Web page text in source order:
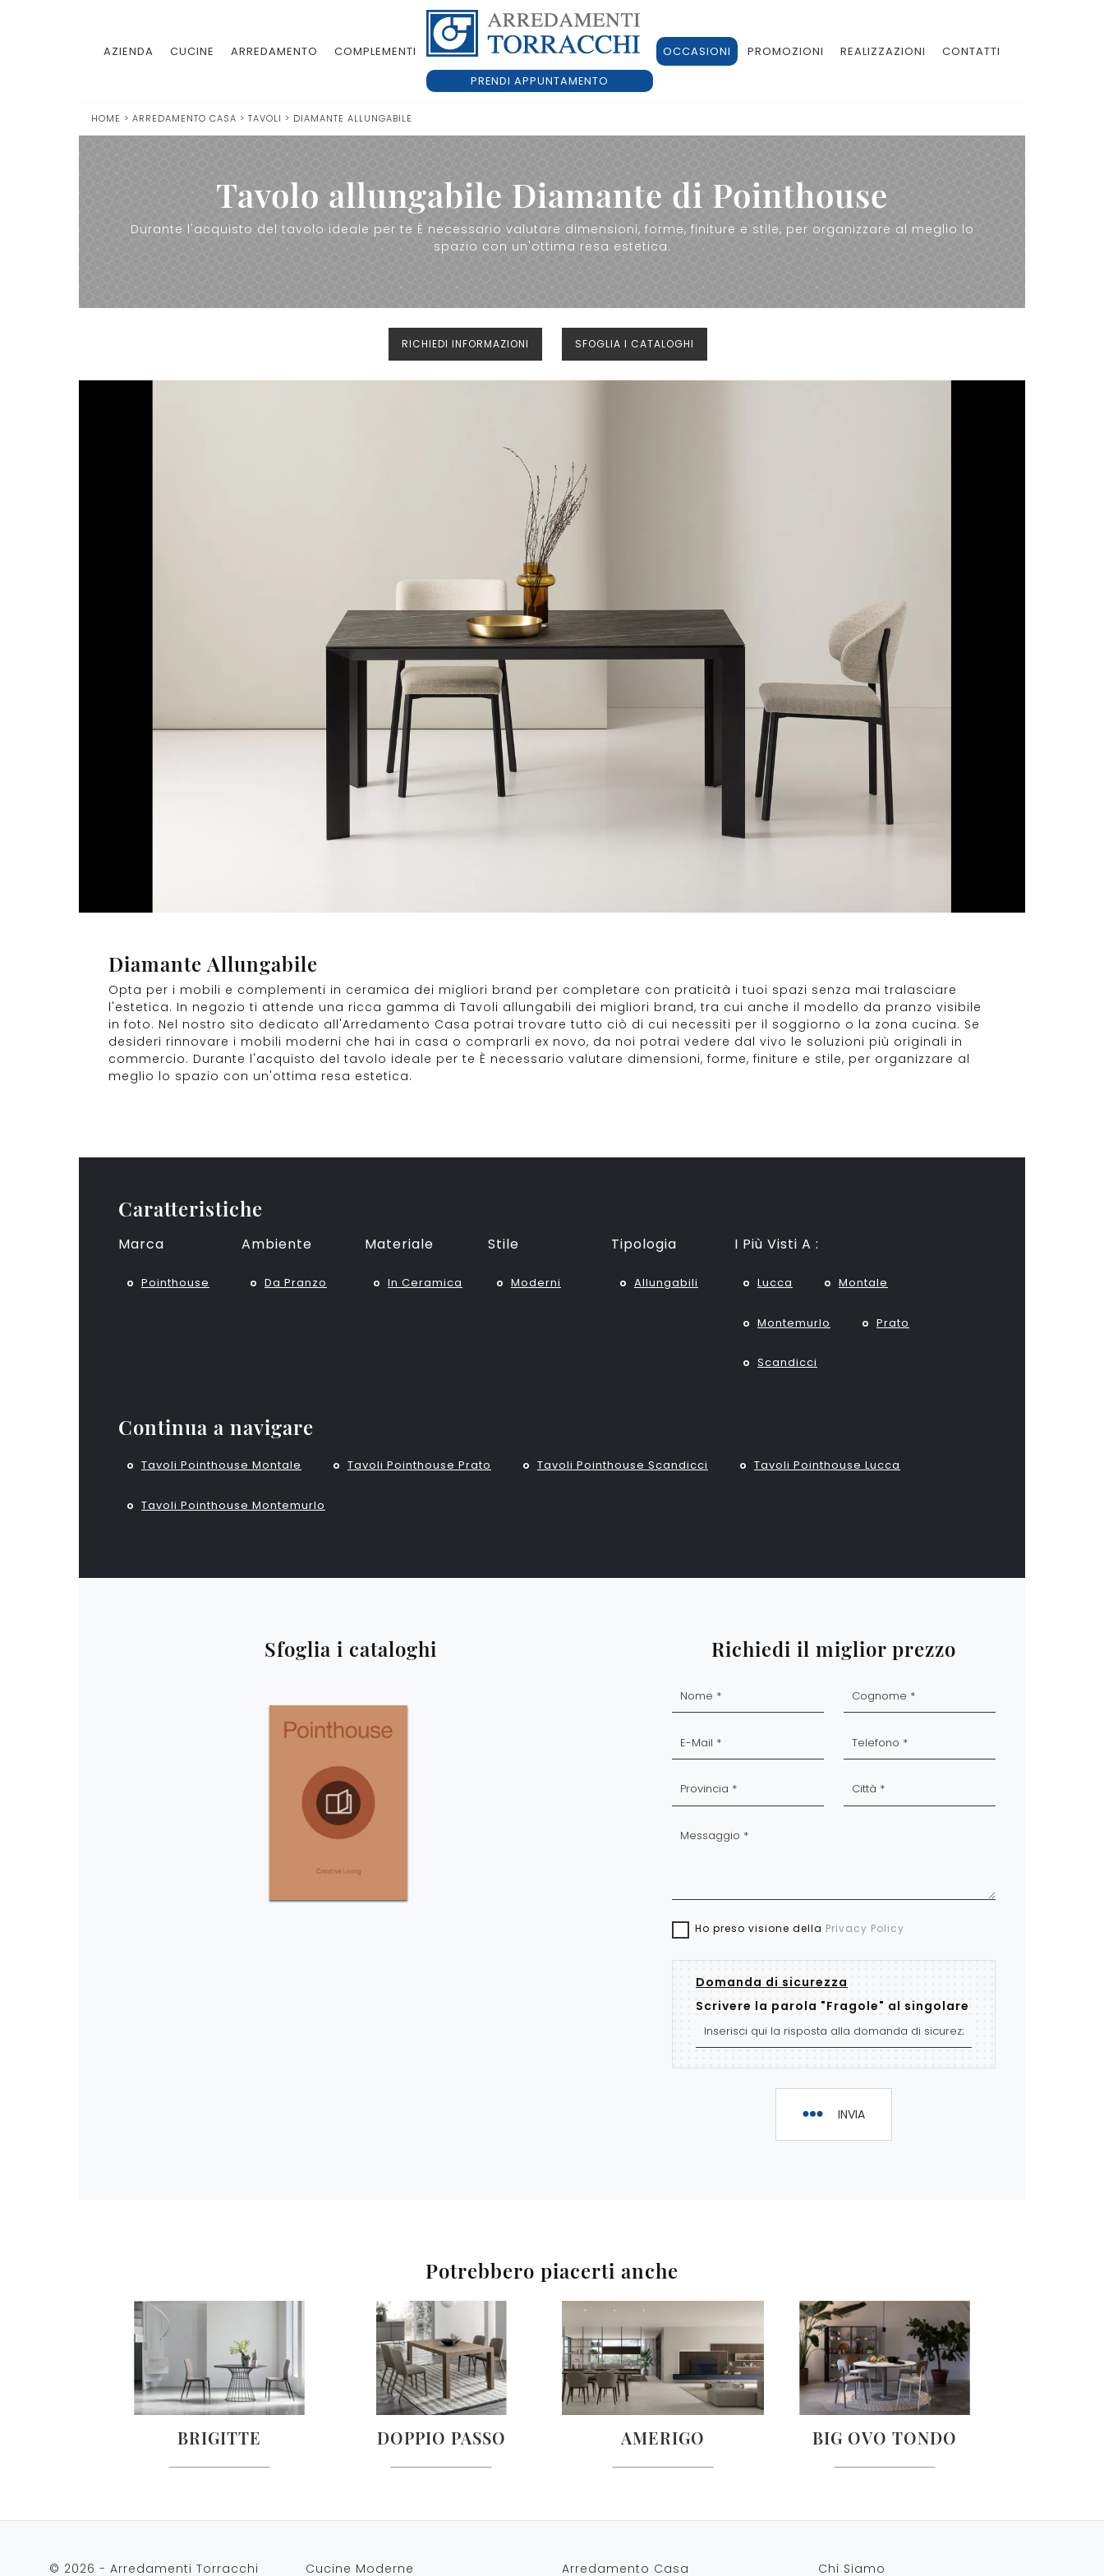
AZIENDA CUCINE ARREDAMENTO COMPLEMENTI
PRENDI APPUNTAMENTO
OCCASIONI PROMOZIONI REALIZZAZIONI CONTATTI
HOME > ARREDAMENTO CASA > TAVOLI > DIAMANTE ALLUNGABILE
Tavolo allungabile Diamante di Pointhouse
Durante l'acquisto del tavolo ideale per te È necessario valutare dimensioni, forme, finiture e stile, per organizzare al meglio lo
spazio con un'ottima resa estetica.
RICHIEDI INFORMAZIONI SFOGLIA I CATALOGHI
Diamante Allungabile
Opta per i mobili e complementi in ceramica dei migliori brand per completare con praticità i tuoi spazi senza mai tralasciare
l'estetica. In negozio ti attende una ricca gamma di Tavoli allungabili dei migliori brand, tra cui anche il modello da pranzo visibile
in foto. Nel nostro sito dedicato all'Arredamento Casa potrai trovare tutto ciò di cui necessiti per il soggiorno o la zona cucina. Se
desideri rinnovare i mobili moderni che hai in casa o comprarli ex novo, da noi potrai vedere dal vivo le soluzioni più originali in
commercio. Durante l'acquisto del tavolo ideale per te È necessario valutare dimensioni, forme, finiture e stile, per organizzare al
meglio lo spazio con un'ottima resa estetica.
Caratteristiche
Marca
Pointhouse
Ambiente
Da Pranzo
Materiale
In Ceramica
Stile
Moderni
Tipologia
Allungabili
I Più Visti A :
Lucca Montale
Montemurlo Prato
Scandicci
Continua a navigare
Tavoli Pointhouse Montale Tavoli Pointhouse Prato Tavoli Pointhouse Scandicci Tavoli Pointhouse Lucca
Tavoli Pointhouse Montemurlo
Sfoglia i cataloghi Richiedi il miglior prezzo
Ho preso visione della Privacy Policy
Domanda di sicurezza
Scrivere la parola "Fragole" al singolare
INVIA
Potrebbero piacerti anche
BRIGITTE DOPPIO PASSO AMERIGO BIG OVO TONDO
© 2026 - Arredamenti Torracchi Cucine Moderne Arredamento Casa Chi Siamo